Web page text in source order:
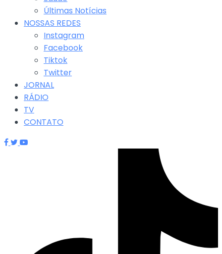
Últimas Notícias
NOSSAS REDES
Instagram
Facebook
Tiktok
Twitter
JORNAL
RÁDIO
TV
CONTATO